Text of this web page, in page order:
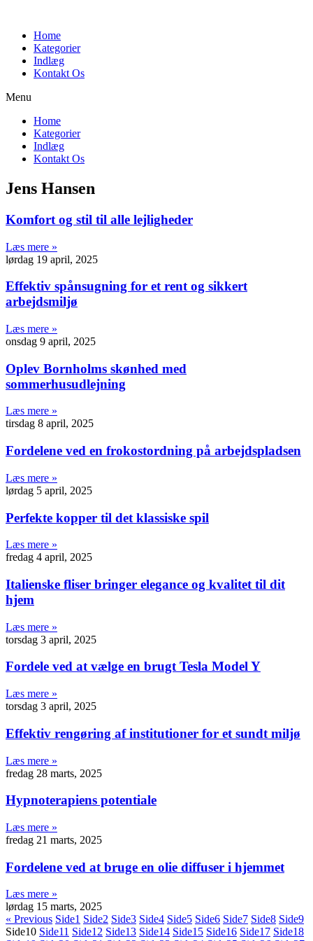
indholdHome
Kategorier
Indlæg
Kontakt Os
Menu
Home
Kategorier
Indlæg
Kontakt Os
Jens Hansen
Komfort og stil til alle lejligheder
Læs mere »
lørdag 19 april, 2025
Effektiv spånsugning for et rent og sikkert
arbejdsmiljø
Læs mere »
onsdag 9 april, 2025
Oplev Bornholms skønhed med
sommerhusudlejning
Læs mere »
tirsdag 8 april, 2025
Fordelene ved en frokostordning på arbejdspladsen
Læs mere »
lørdag 5 april, 2025
Perfekte kopper til det klassiske spil
Læs mere »
fredag 4 april, 2025
Italienske fliser bringer elegance og kvalitet til dit
hjem
Læs mere »
torsdag 3 april, 2025
Fordele ved at vælge en brugt Tesla Model Y
Læs mere »
torsdag 3 april, 2025
Effektiv rengøring af institutioner for et sundt miljø
Læs mere »
fredag 28 marts, 2025
Hypnoterapiens potentiale
Læs mere »
fredag 21 marts, 2025
Fordelene ved at bruge en olie diffuser i hjemmet
Læs mere »
lørdag 15 marts, 2025
« Previous Side1 Side2 Side3 Side4 Side5 Side6 Side7 Side8 Side9
Side10 Side11 Side12 Side13 Side14 Side15 Side16 Side17 Side18